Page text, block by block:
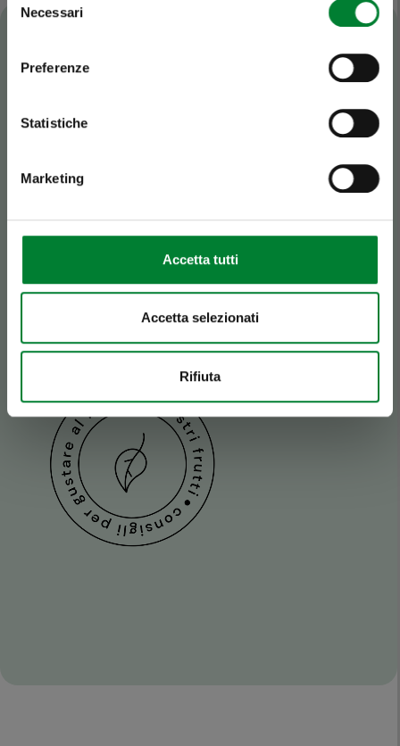
delNecessari
Preferenze
Statistiche
Marketing
Accetta tutti
Accetta selezionati
Rifiuta
Anche se non sembra, la pitaya è molto facile
e separare la polpa dalla buccia utilizzando un
cucchiaio. Dopodiché, può essere tagliata a
fettine e servita al naturale come dessert,
aggiunta nelle macedonie o utilizzata per